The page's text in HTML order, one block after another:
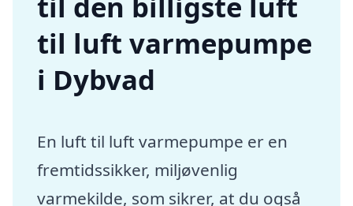
til luft varmepumpe
i Dybvad
En luft til luft varmepumpe er en
fremtidssikker, miljøvenlig
varmekilde, som sikrer, at du også